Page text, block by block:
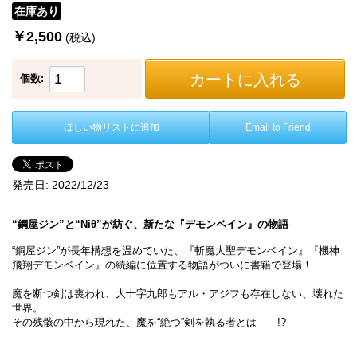
在庫あり
￥2,500 (税込)
個数: カートに入れる
ほしい物リストに追加 Email to Friend
発売日: 2022/12/23
“鋼屋ジン”と“Niθ”が紡ぐ、新たな『デモンベイン』の物語
“鋼屋ジン”が長年構想を温めていた、『斬魔大聖デモンベイン』『機神
飛翔デモンベイン』の続編に位置する物語がついに書籍で登場！
魔を断つ剣は喪われ、大十字九郎もアル・アジフも存在しない、壊れた
世界。
その残骸の中から現れた、魔を“絶つ”剣を執る者とは――!?